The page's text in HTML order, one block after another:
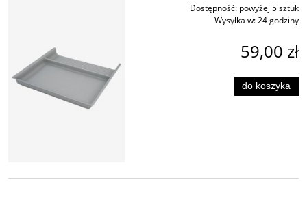
Dostępność: powyżej 5 sztuk
Wysyłka w:24 godziny
59,00 zł
do koszyka